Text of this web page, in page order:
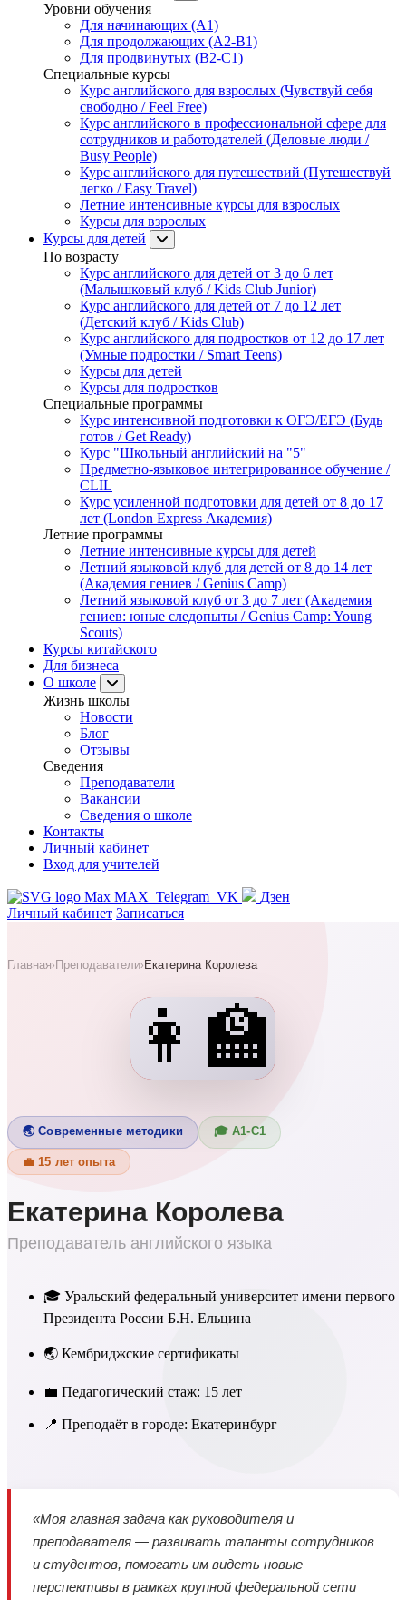
Уровни обучения
Для начинающих (A1)
Для продолжающих (A2-B1)
Для продвинутых (B2-C1)
Специальные курсы
Курс английского для взрослых (Чувствуй себя
свободно / Feel Free)
Курс английского в профессиональной сфере для
сотрудников и работодателей (Деловые люди /
Busy People)
Курс английского для путешествий (Путешествуй
легко / Easy Travel)
Летние интенсивные курсы для взрослых
Курсы для взрослых
Курсы для детей
По возрасту
Курс английского для детей от 3 до 6 лет
(Малышковый клуб / Kids Club Junior)
Курс английского для детей от 7 до 12 лет
(Детский клуб / Kids Club)
Курс английского для подростков от 12 до 17 лет
(Умные подростки / Smart Teens)
Курсы для детей
Курсы для подростков
Специальные программы
Курс интенсивной подготовки к ОГЭ/ЕГЭ (Будь
готов / Get Ready)
Курс "Школьный английский на "5"
Предметно-языковое интегрированное обучение /
CLIL
Курс усиленной подготовки для детей от 8 до 17
лет (London Express Академия)
Летние программы
Летние интенсивные курсы для детей
Летний языковой клуб для детей от 8 до 14 лет
(Академия гениев / Genius Camp)
Летний языковой клуб от 3 до 7 лет (Академия
гениев: юные следопыты / Genius Camp: Young
Scouts)
Курсы китайского
Для бизнеса
О школе
Жизнь школы
Новости
Блог
Отзывы
Сведения
Преподаватели
Вакансии
Сведения о школе
Контакты
Личный кабинет
Вход для учителей
MAX Telegram VK
Дзен
Личный кабинет Записаться
Главная› Преподаватели› Екатерина Королева
🌏 Современные методики 🎓 А1-С1
💼 15 лет опыта
Екатерина Королева
Преподаватель английского языка
🎓 Уральский федеральный университет имени первого
Президента России Б.Н. Ельцина
🌏 Кембриджские сертификаты
💼 Педагогический стаж: 15 лет
📍 Преподаёт в городе: Екатеринбург
«Моя главная задача как руководителя и
преподавателя — развивать таланты сотрудников
и студентов, помогать им видеть новые
перспективы в рамках крупной федеральной сети
👩‍🏫